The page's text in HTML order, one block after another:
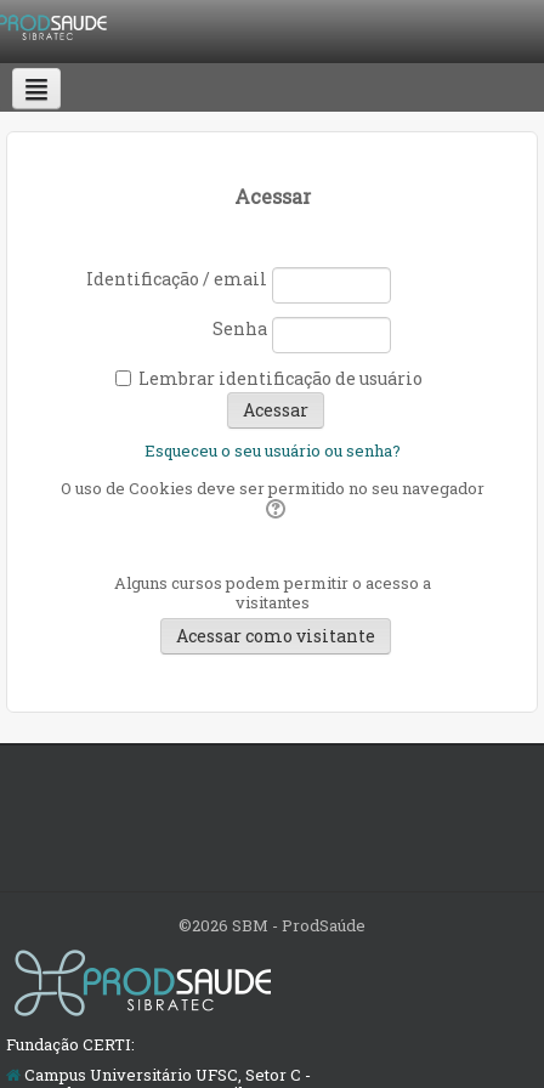
LISTA DE CURSOS SUPORTE
Acessar
Identificação / email
Senha
Lembrar identificação de usuário
Esqueceu o seu usuário ou senha?
O uso de Cookies deve ser permitido no seu navegador
Alguns cursos podem permitir o acesso a
visitantes
©2026 SBM - ProdSaúde
Fundação CERTI:
Campus Universitário UFSC, Setor C -